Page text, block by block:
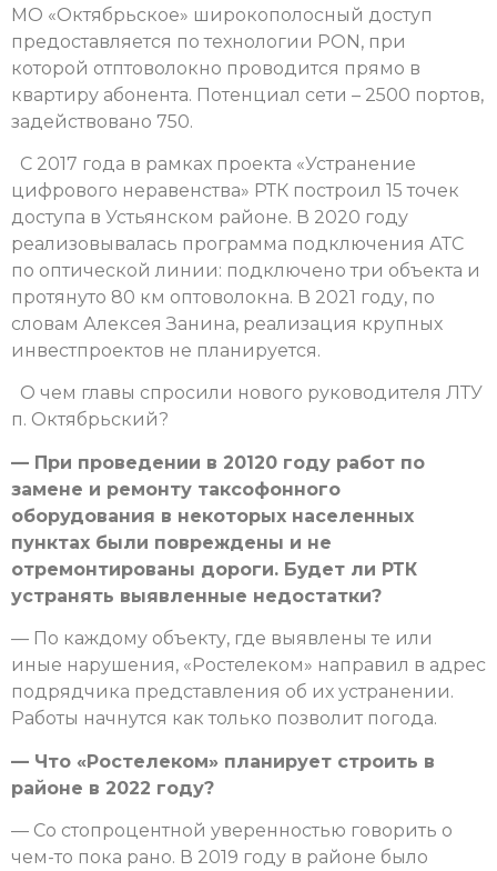
МО «Октябрьское» широкополосный доступ
предоставляется по технологии PON, при
которой отптоволокно проводится прямо в
квартиру абонента. Потенциал сети – 2500 портов,
задействовано 750.
С 2017 года в рамках проекта «Устранение
цифрового неравенства» РТК построил 15 точек
доступа в Устьянском районе. В 2020 году
реализовывалась программа подключения АТС
по оптической линии: подключено три объекта и
протянуто 80 км оптоволокна. В 2021 году, по
словам Алексея Занина, реализация крупных
инвестпроектов не планируется.
О чем главы спросили нового руководителя ЛТУ
п. Октябрьский?
— При проведении в 20120 году работ по
замене и ремонту таксофонного
оборудования в некоторых населенных
пунктах были повреждены и не
отремонтированы дороги. Будет ли РТК
устранять выявленные недостатки?
— По каждому объекту, где выявлены те или
иные нарушения, «Ростелеком» направил в адрес
подрядчика представления об их устранении.
Работы начнутся как только позволит погода.
— Что «Ростелеком» планирует строить в
районе в 2022 году?
— Со стопроцентной уверенностью говорить о
чем-то пока рано. В 2019 году в районе было